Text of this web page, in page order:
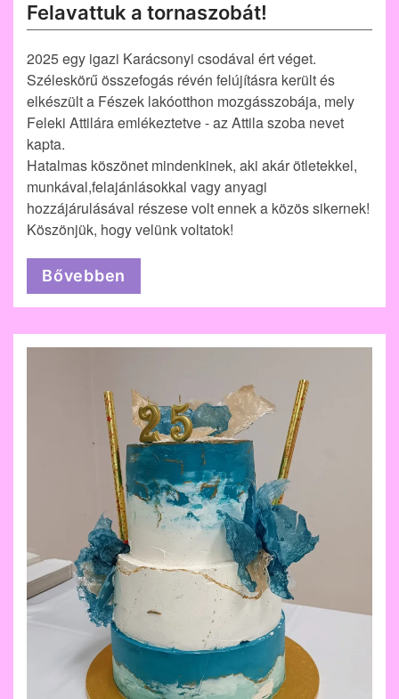
Felavattuk a tornaszobát!
2025 egy igazi Karácsonyi csodával ért véget.
Széleskörű összefogás révén felújításra került és
elkészült a Fészek lakóotthon mozgásszobája, mely
Feleki Attilára emlékeztetve - az Attila szoba nevet
kapta.
Hatalmas köszönet mindenkinek, aki akár ötletekkel,
munkával,felajánlásokkal vagy anyagi
hozzájárulásával részese volt ennek a közös sikernek!
Köszönjük, hogy velünk voltatok!
Bővebben